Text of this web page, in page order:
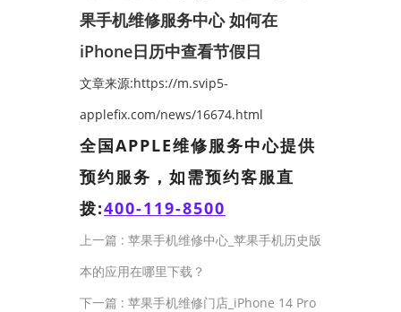
果手机维修服务中心 如何在
iPhone日历中查看节假日
文章来源:https://m.svip5-
applefix.com/news/16674.html
全国APPLE维修服务中心提供
预约服务，如需预约客服直
拨:400-119-8500
上一篇 : 苹果手机维修中心_苹果手机历史版
本的应用在哪里下载？
下一篇 : 苹果手机维修门店_iPhone 14 Pro